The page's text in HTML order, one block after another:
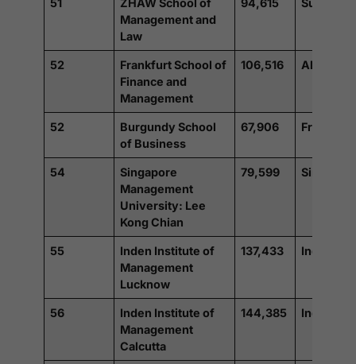
51
ZHAW School of
Management and
Law
94,615 Suisse
52
Frankfurt School of
Finance and
Management
106,516
52
Burgundy School
of Business
67,906 France
54
Singapore
Management
University: Lee
Kong Chian
79,599
55
Inden Institute of
Management
Lucknow
137,433 Inde
56
Inden Institute of
Management
Calcutta
144,385 Inde